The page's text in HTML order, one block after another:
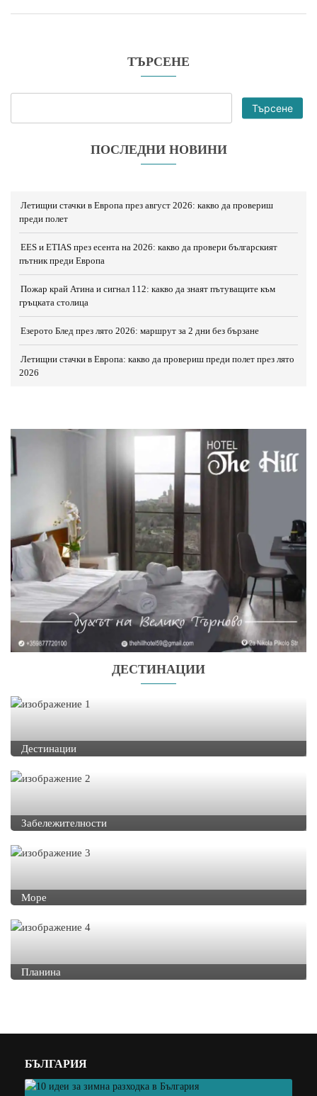
ТЪРСЕНЕ
Търсене
ПОСЛЕДНИ НОВИНИ
Летищни стачки в Европа през август 2026: какво да провериш
преди полет
EES и ETIAS през есента на 2026: какво да провери българският
пътник преди Европа
Пожар край Атина и сигнал 112: какво да знаят пътуващите към
гръцката столица
Езерото Блед през лято 2026: маршрут за 2 дни без бързане
Летищни стачки в Европа: какво да провериш преди полет през лято
2026
ДЕСТИНАЦИИ
Дестинации
Забележителности
Море
Планина
БЪЛГАРИЯ